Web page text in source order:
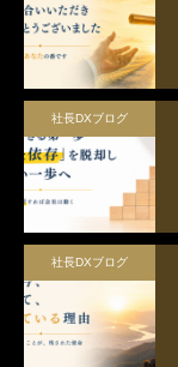
社長DXブログ
社長DXブログ